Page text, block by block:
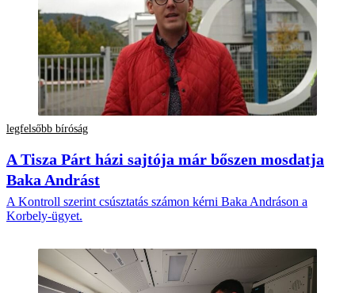
legfelsőbb bíróság
A Tisza Párt házi sajtója már bőszen mosdatja
Baka Andrást
A Kontroll szerint csúsztatás számon kérni Baka Andráson a
Korbely-ügyet.